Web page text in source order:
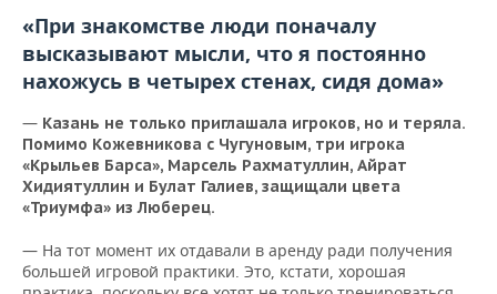
«При знакомстве люди поначалу
высказывают мысли, что я постоянно
нахожусь в четырех стенах, сидя дома»
— Казань не только приглашала игроков, но и теряла.
Помимо Кожевникова с Чугуновым, три игрока
«Крыльев Барса», Марсель Рахматуллин, Айрат
Хидиятуллин и Булат Галиев, защищали цвета
«Триумфа» из Люберец.
— На тот момент их отдавали в аренду ради получения
большей игровой практики. Это, кстати, хорошая